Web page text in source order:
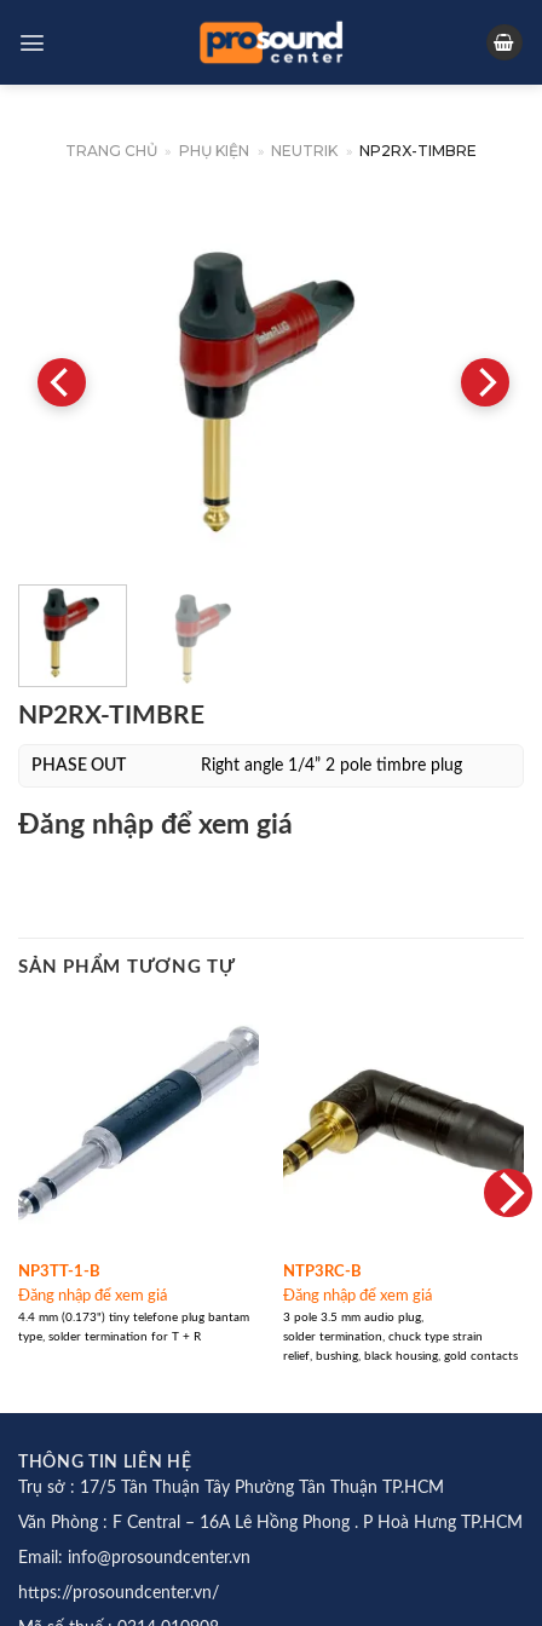
TRANG CHỦ » PHỤ KIỆN » NEUTRIK » NP2RX-TIMBRE
NP2RX-TIMBRE
PHASE OUT Right angle 1/4” 2 pole timbre plug
Đăng nhập để xem giá
SẢN PHẨM TƯƠNG TỰ
NP3TT-1-B
Đăng nhập để xem giá
4.4 mm (0.173") tiny telefone plug bantam
type, solder termination for T + R
NTP3RC-B
Đăng nhập để xem giá
3 pole 3.5 mm audio plug,
solder termination, chuck type strain
relief, bushing, black housing, gold contacts
THÔNG TIN LIÊN HỆ
Trụ sở : 17/5 Tân Thuận Tây Phường Tân Thuận TP.HCM
Văn Phòng : F Central – 16A Lê Hồng Phong . P Hoà Hưng TP.HCM
Email: info@prosoundcenter.vn
https://prosoundcenter.vn/